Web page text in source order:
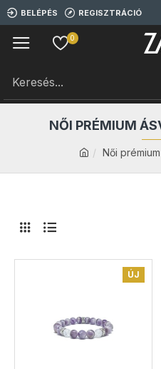
BELÉPÉS REGISZTRÁCIÓ
0
Női
NŐI PRÉMIUM
ÚJ